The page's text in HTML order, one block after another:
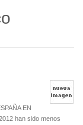
EN
han sido menos